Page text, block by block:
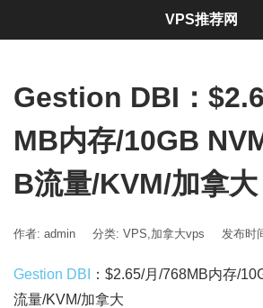
Gestion DBI：
MB内存/10GB
B流量/KVM/加拿大
作者: admin 分类: VPS,加拿大vps 发布时
Gestion DBI
：$2.65/月/768MB内存/
流量/KVM/加拿大
VPS推荐网